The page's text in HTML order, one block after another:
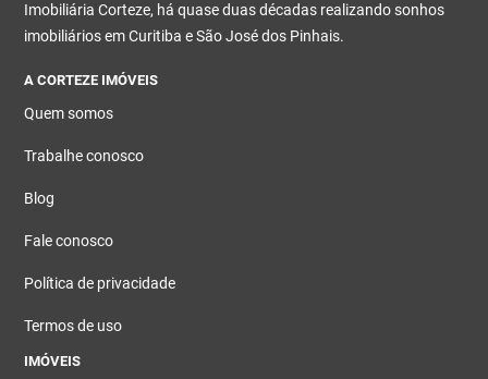
Imobiliária Corteze, há quase duas décadas realizando sonhos
imobiliários em Curitiba e São José dos Pinhais.
A CORTEZE IMÓVEIS
Quem somos
Trabalhe conosco
Blog
Fale conosco
Política de privacidade
Termos de uso
IMÓVEIS